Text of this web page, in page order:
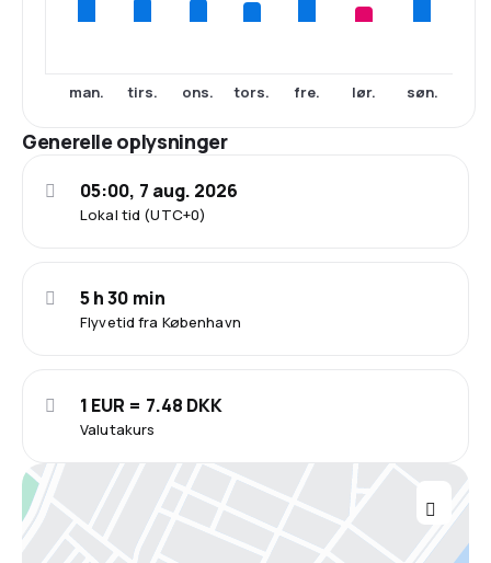
man. tirs. ons. tors. fre. lør. søn.
Generelle oplysninger
Lokal tid (UTC+0)
05:00, 7 aug. 2026
Flyvetid fra København
5 h 30 min
Valutakurs
1 EUR = 7.48 DKK